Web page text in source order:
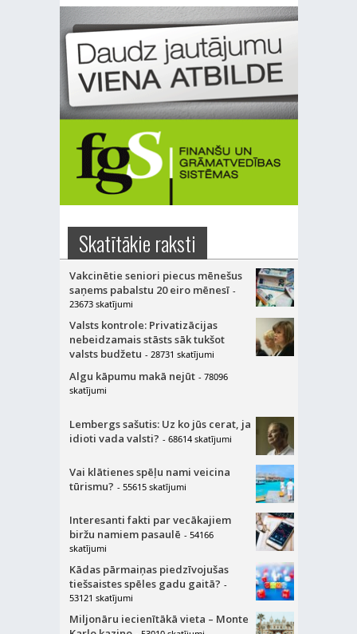
Skatītākie raksti
Vakcinētie seniori piecus mēnešus
saņems pabalstu 20 eiro mēnesī -
23673 skatījumi
Valsts kontrole: Privatizācijas
nebeidzamais stāsts sāk tukšot
valsts budžetu - 28731 skatījumi
Algu kāpumu makā nejūt - 78096
skatījumi
Lembergs sašutis: Uz ko jūs cerat, ja
idioti vada valsti? - 68614 skatījumi
Vai klātienes spēļu nami veicina
tūrismu? - 55615 skatījumi
Interesanti fakti par vecākajiem
biržu namiem pasaulē - 54166
skatījumi
Kādas pārmaiņas piedzīvojušas
tiešsaistes spēles gadu gaitā? -
53121 skatījumi
Miljonāru iecienītākā vieta – Monte